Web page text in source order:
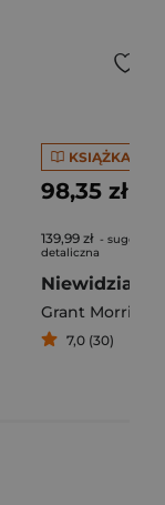
Paul,Grant
KSIĄŻKA
98,35 zł
139,99 zł -
detaliczna
Niewidzialni.
Grant Morrison
7,0 (30)